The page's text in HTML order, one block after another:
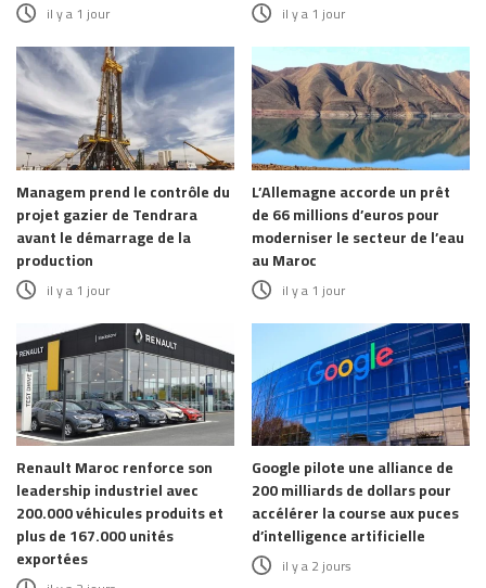
il y a 1 jour il y a 1 jour
Managem prend le contrôle du
projet gazier de Tendrara
avant le démarrage de la
production
il y a 1 jour
L’Allemagne accorde un prêt
de 66 millions d’euros pour
moderniser le secteur de l’eau
au Maroc
il y a 1 jour
Renault Maroc renforce son
leadership industriel avec
200.000 véhicules produits et
plus de 167.000 unités
exportées
Google pilote une alliance de
200 milliards de dollars pour
accélérer la course aux puces
d’intelligence artificielle
il y a 2 jours